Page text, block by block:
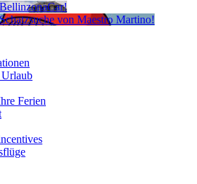
von Maestro Martino!
Ferien